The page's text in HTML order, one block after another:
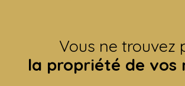
Vous ne trouvez
la propriété de vos